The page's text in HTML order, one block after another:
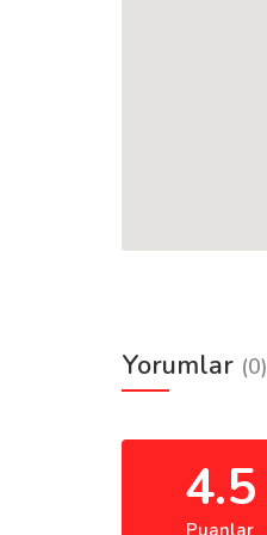
Yorumlar (0)
4.5
Puanlar